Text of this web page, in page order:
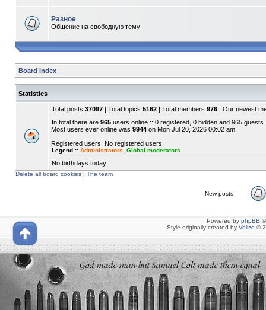
Разное
Общение на свободную тему
Board index
Statistics
Total posts 37097 | Total topics 5162 | Total members 976 | Our newest
In total there are 965 users online :: 0 registered, 0 hidden and 965 guests.
Most users ever online was 9944 on Mon Jul 20, 2026 00:02 am
Registered users: No registered users
Legend :: Administrators Global moderators
No birthdays today
Delete all board cookies | The team
New posts
Powered by phpBB
Style originally created by Volize ©